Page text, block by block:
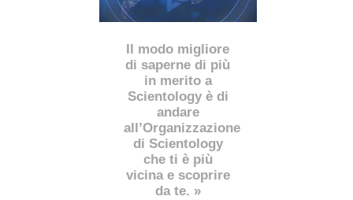
Il modo migliore
di saperne di più
in merito a
Scientology è di
andare
all’Organizzazione
di Scientology
che ti è più
vicina e scoprire
da te. »